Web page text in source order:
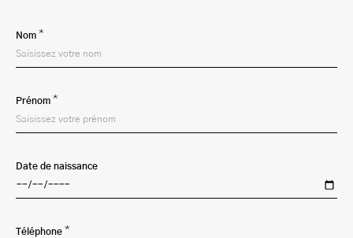
Nom *
Prénom *
Date de naissance
Téléphone *